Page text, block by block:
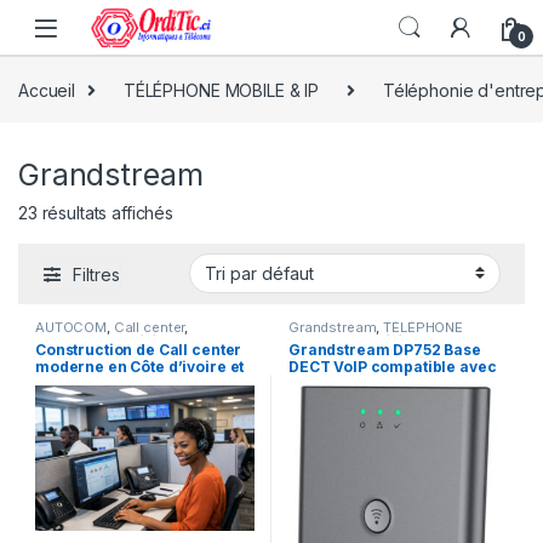
0
Accueil TÉLÉPHONE MOBILE & IP Téléphonie
Grandstream
23 résultats affichés
Filtres
AUTOCOM, Call center,
Grandstream Téléphone fix ,
TÉLÉPHONE MOBILE & IP,
Téléphonie d'entreprise,Yealink
Construction de Call center
moderne en Côte d’ivoire et
en Afrique
Grandstream,TÉLÉPHONE
MOBILE & IP Téléphonie
d'entreprise
Grandstream DP752 Base
DECT VoIP compatible avec
les combinés DECT de la
charge jusqu’à 10 comptes